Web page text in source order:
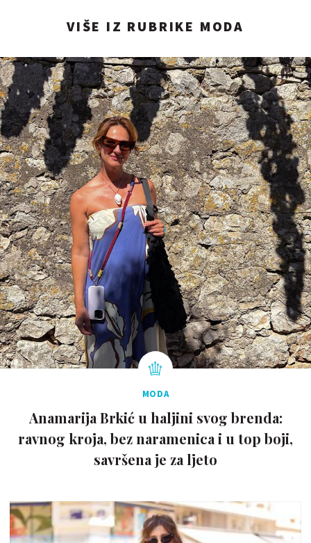
VIŠE IZ RUBRIKE MODA
MODA
Anamarija Brkić u haljini svog brenda:
ravnog kroja, bez naramenica i u top boji,
savršena je za ljeto